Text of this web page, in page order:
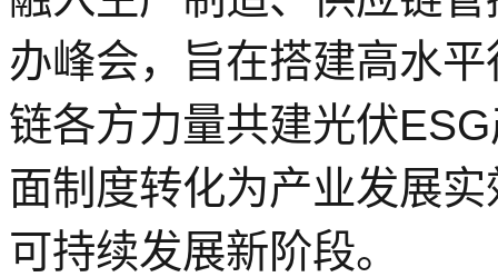
办峰会，旨在搭建高水
链各方力量共建光伏
面制度转化为产业发展
可持续发展新阶段。